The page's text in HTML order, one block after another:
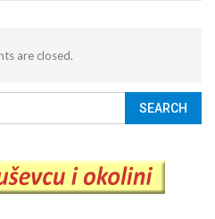
are closed.